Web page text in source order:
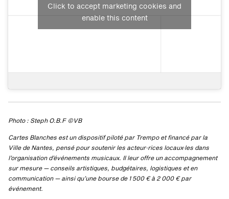
Click to accept marketing cookies and
enable this content
Photo : Steph O.B.F ©VB
Cartes Blanches est un dispositif piloté par Trempo et financé par la
Ville de Nantes, pensé pour soutenir les acteur·rices locaux·les dans
l’organisation d’événements musicaux. Il leur offre un accompagnement
sur mesure — conseils artistiques, budgétaires, logistiques et en
communication — ainsi qu’une bourse de 1 500 € à 2 000 € par
événement.